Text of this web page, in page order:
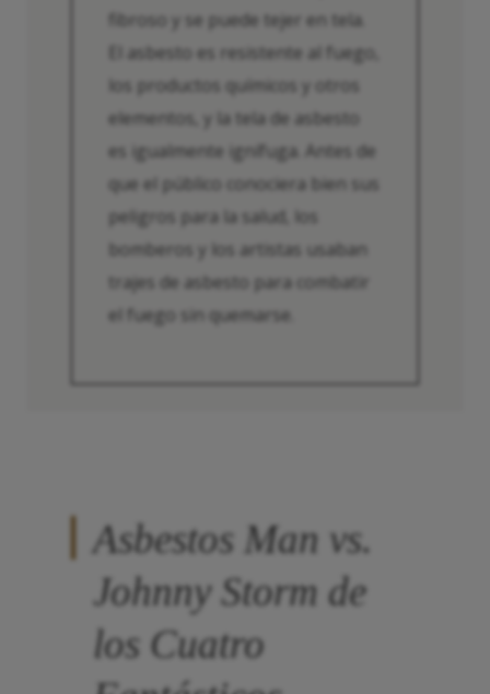
fibroso y se puede tejer en tela.
El asbesto es resistente al fuego,
los productos químicos y otros
elementos, y la tela de asbesto
es igualmente ignífuga. Antes de
que el público conociera bien sus
peligros para la salud, los
bomberos y los artistas usaban
trajes de asbesto para combatir
el fuego sin quemarse.
Asbestos Man vs.
Johnny Storm de
los Cuatro